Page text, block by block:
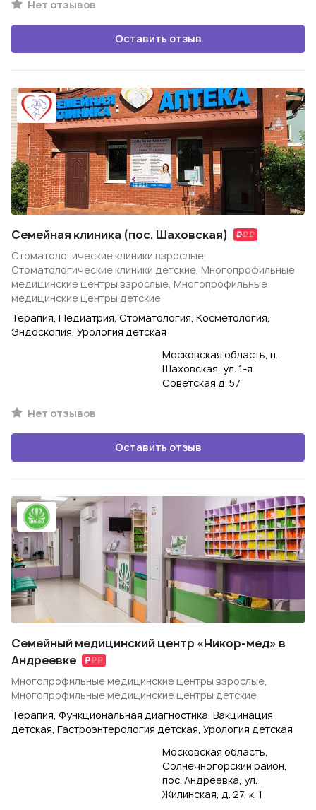
Нет отзывов
Оставить отзыв
Семейная клиника (пос. Шаховская)
Стоматологические клиники взрослые,
Стоматологические клиники детские, Многопрофильные
медицинские центры взрослые, Многопрофильные
медицинские центры детские
Терапия, Педиатрия, Стоматология, Косметология,
Эндоскопия, Урология детская
Московская область, п.
Шаховская, ул. 1-я
Советская д. 57
Нет отзывов
Оставить отзыв
Семейный медицинский центр «Никор-мед» в
Андреевке
Многопрофильные медицинские центры взрослые,
Многопрофильные медицинские центры детские
Терапия, Функциональная диагностика, Вакцинация
детская, Гастроэнтерология детская, Урология детская
Московская область,
Солнечногорский район,
пос. Андреевка, ул.
Жилинская, д. 27, к. 1